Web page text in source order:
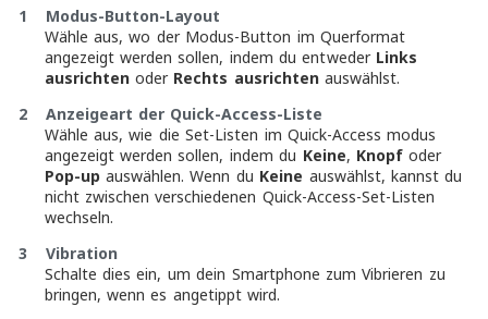
1 Modus-Button-Layout
Wähle aus, wo der Modus-Button im Querformat
angezeigt werden sollen, indem du entweder Links
ausrichtenoder Rechts ausrichtenauswählst.
2 Anzeigeart der Quick-Access-Liste
Wähle aus, wie die Set-Listen im Quick-Access modus
angezeigt werden sollen, indem du Keine, Knopfoder
Pop-upauswählen. Wenn du Keine auswählst, kannst du
nicht zwischen verschiedenen Quick-Access-Set-Listen
wechseln.
3 Vibration
Schalte dies ein, um dein Smartphone zum Vibrieren zu
bringen, wenn es angetippt wird.